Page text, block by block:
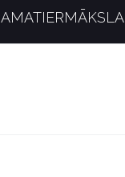
AMATIERMĀKSLA